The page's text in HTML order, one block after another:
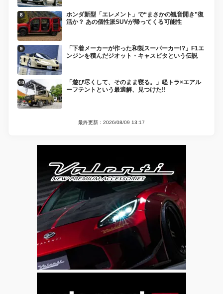
ホンダ新型「エレメント」で“まさかの観音開き”復
活か？ あの個性派SUVが帰ってくる可能性
「下着メーカーが作った和製スーパーカー!?」F1エ
ンジンを積んだジオット・キャスピタという伝説
「遊び尽くして、そのまま寝る。」軽トラ×エアル
ーフテントという最適解、見つけた!!
最終更新：2026/08/09 13:17